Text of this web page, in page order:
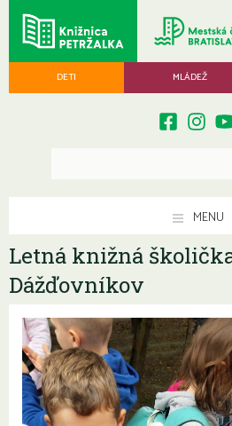
DETI MLÁDEŽ
MENU
Letná knižná
Dážďovníkov